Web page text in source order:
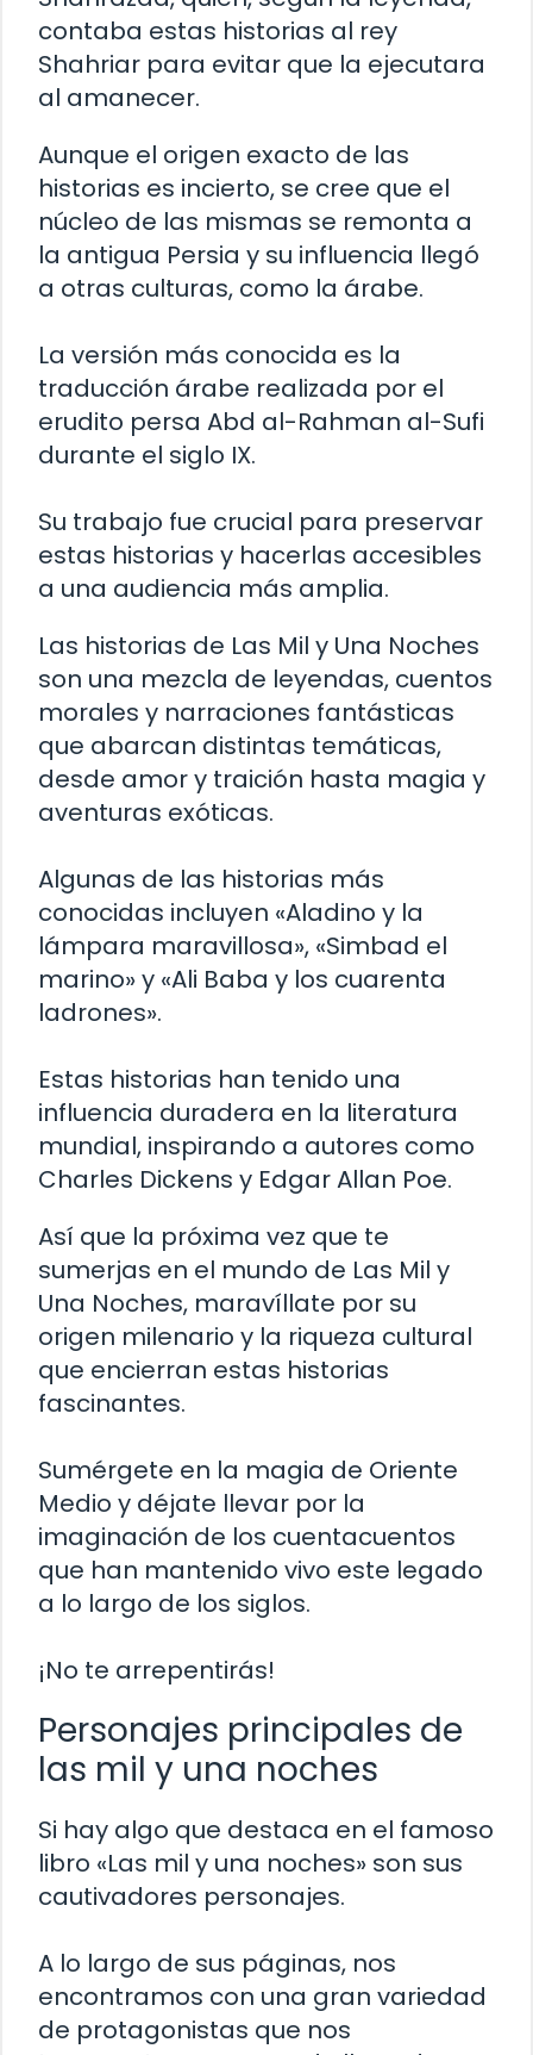
contaba estas historias al rey
Shahriar para evitar que la ejecutara
al amanecer.
Aunque el origen exacto de las
historias es incierto, se cree que el
núcleo de las mismas se remonta a
la antigua Persia y su influencia llegó
a otras culturas, como la árabe.
La versión más conocida es la
traducción árabe realizada por el
erudito persa Abd al-Rahman al-Sufi
durante el siglo IX.
Su trabajo fue crucial para preservar
estas historias y hacerlas accesibles
a una audiencia más amplia.
Las historias de Las Mil y Una Noches
son una mezcla de leyendas, cuentos
morales y narraciones fantásticas
que abarcan distintas temáticas,
desde amor y traición hasta magia y
aventuras exóticas.
Algunas de las historias más
conocidas incluyen «Aladino y la
lámpara maravillosa», «Simbad el
marino» y «Ali Baba y los cuarenta
ladrones».
Estas historias han tenido una
influencia duradera en la literatura
mundial, inspirando a autores como
Charles Dickens y Edgar Allan Poe.
Así que la próxima vez que te
sumerjas en el mundo de Las Mil y
Una Noches, maravíllate por su
origen milenario y la riqueza cultural
que encierran estas historias
fascinantes.
Sumérgete en la magia de Oriente
Medio y déjate llevar por la
imaginación de los cuentacuentos
que han mantenido vivo este legado
a lo largo de los siglos.
¡No te arrepentirás!
Personajes principales de
las mil y una noches
Si hay algo que destaca en el famoso
libro «Las mil y una noches» son sus
cautivadores personajes.
A lo largo de sus páginas, nos
encontramos con una gran variedad
de protagonistas que nos